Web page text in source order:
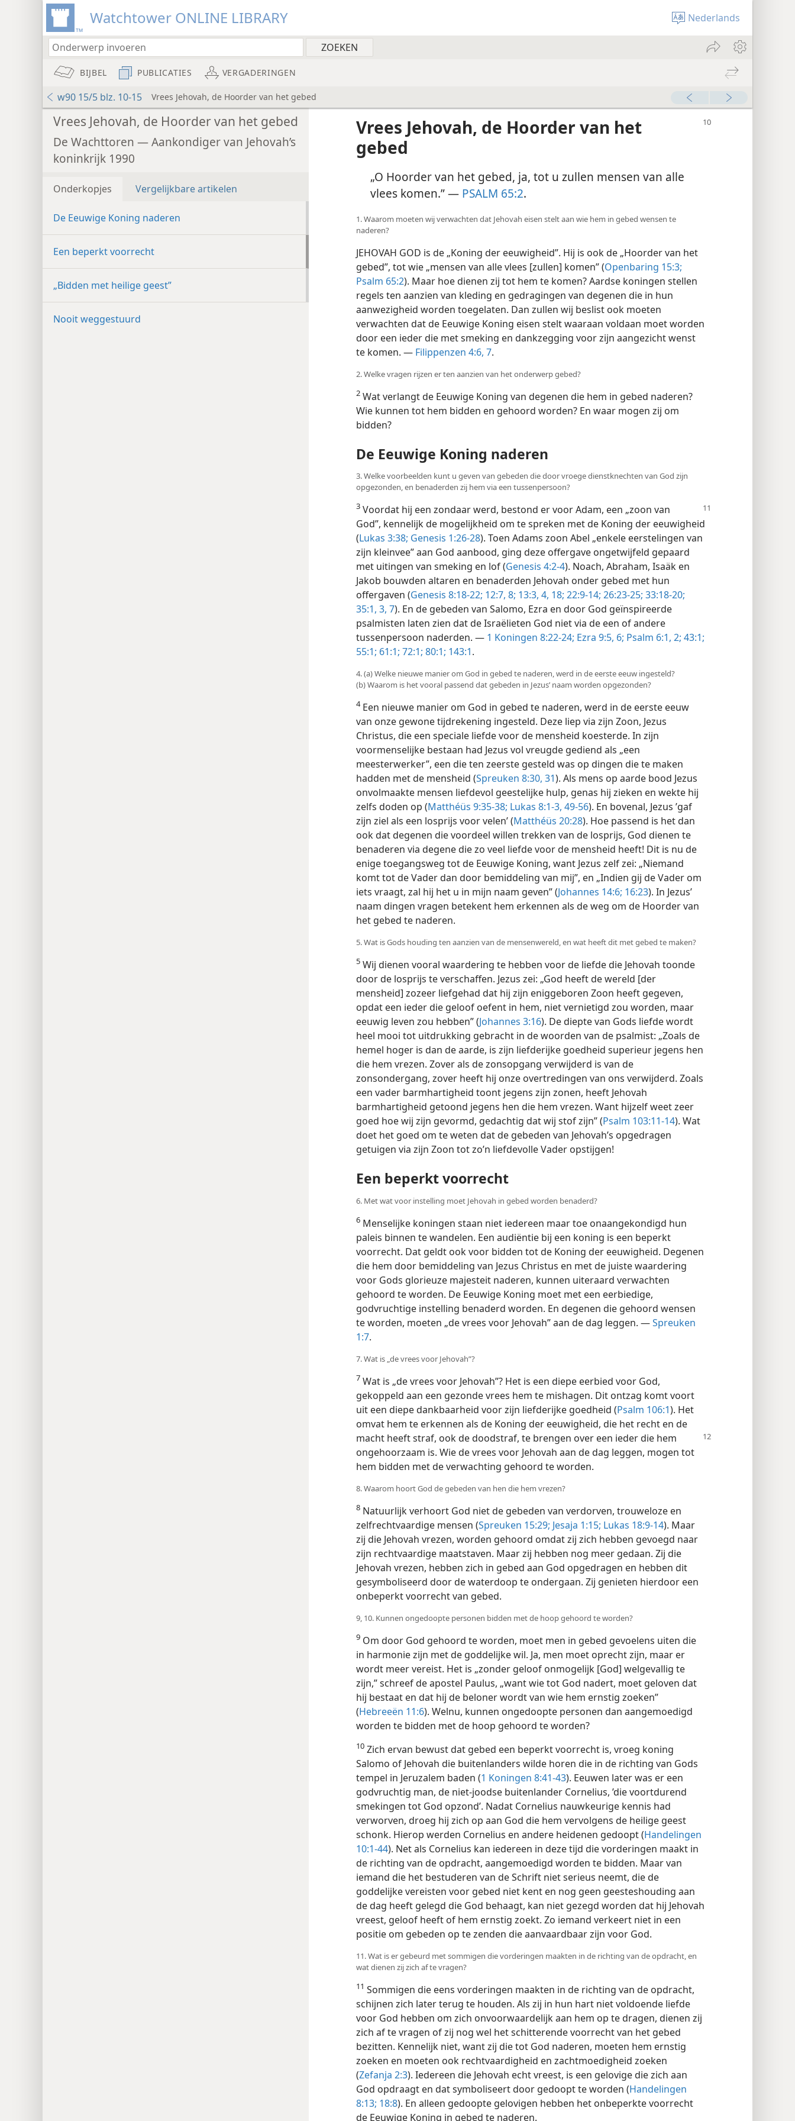
Watchtower ONLINE LIBRARY Nederlands
BIJBEL PUBLICATIES VERGADERINGEN
w90 15/5 blz. 10-15 Vrees Jehovah, de Hoorder van het gebed
Vrees Jehovah, de Hoorder van het gebed
De Wachttoren — Aankondiger van Jehovah’s
koninkrijk 1990
Onderkopjes Vergelijkbare artikelen
De Eeuwige Koning naderen
Een beperkt voorrecht
„Bidden met heilige geest”
Nooit weggestuurd
Vrees Jehovah, de Hoorder van het
gebed
„O Hoorder van het gebed, ja, tot u zullen mensen van alle
vlees komen.” — PSALM 65:2.
1. Waarom moeten wij verwachten dat Jehovah eisen stelt aan wie hem in gebed wensen te
naderen?
JEHOVAH GOD is de „Koning der eeuwigheid”. Hij is ook de „Hoorder van het
gebed”, tot wie „mensen van alle vlees [zullen] komen” (Openbaring 15:3;
Psalm 65:2). Maar hoe dienen zij tot hem te komen? Aardse koningen stellen
regels ten aanzien van kleding en gedragingen van degenen die in hun
aanwezigheid worden toegelaten. Dan zullen wij beslist ook moeten
verwachten dat de Eeuwige Koning eisen stelt waaraan voldaan moet worden
door een ieder die met smeking en dankzegging voor zijn aangezicht wenst
te komen. — Filippenzen 4:6, 7.
2. Welke vragen rijzen er ten aanzien van het onderwerp gebed?
2 Wat verlangt de Eeuwige Koning van degenen die hem in gebed naderen?
Wie kunnen tot hem bidden en gehoord worden? En waar mogen zij om
bidden?
De Eeuwige Koning naderen
3. Welke voorbeelden kunt u geven van gebeden die door vroege dienstknechten van God zijn
opgezonden, en benaderden zij hem via een tussenpersoon?
3 Voordat hij een zondaar werd, bestond ervoor Adam, een „zoon van
God”, kennelijk de mogelijkheid om te spreken met de Koning der eeuwigheid
(Lukas 3:38; Genesis 1:26-28). Toen Adams zoon Abel „enkele eerstelingen van
zijn kleinvee” aan God aanbood, ging deze offergave ongetwijfeld gepaard
met uitingen van smeking en lof (Genesis 4:2-4). Noach, Abraham, Isaäk en
Jakob bouwden altaren en benaderden Jehovah onder gebed met hun
offergaven (Genesis 8:18-22; 12:7, 8; 13:3, 4, 18; 22:9-14; 26:23-25; 33:18-20;
35:1, 3, 7). En de gebeden van Salomo, Ezra en door God geïnspireerde
psalmisten laten zien dat de Israëlieten God niet via de een of andere
tussenpersoon naderden. — 1 Koningen 8:22-24; Ezra 9:5, 6; Psalm 6:1, 2; 43:1;
55:1; 61:1; 72:1; 80:1; 143:1.
4. (a) Welke nieuwe manier om God in gebed te naderen, werd in de eerste eeuw ingesteld?
(b) Waarom is het vooral passend dat gebeden in Jezus’ naam worden opgezonden?
4Een nieuwe manier om God in gebed te naderen, werd in de eerste eeuw
van onze gewone tijdrekening ingesteld. Deze liep via zijn Zoon, Jezus
Christus, die een speciale liefde voor de mensheid koesterde. In zijn
voormenselijke bestaan had Jezus vol vreugde gediend als „een
meesterwerker”, een die ten zeerste gesteld was op dingen die te maken
hadden met de mensheid (Spreuken 8:30, 31). Als mens op aarde bood Jezus
onvolmaakte mensen liefdevol geestelijke hulp, genas hij zieken en wekte hij
zelfs doden op (Matthéüs 9:35-38; Lukas 8:1-3, 49-56). En bovenal, Jezus ’gaf
zijn ziel als een losprijs voor velen’ (Matthéüs 20:28). Hoe passend is het dan
ook dat degenen die voordeel willen trekken van de losprijs, God dienen te
benaderen via degene die zo veel liefde voor de mensheid heeft! Dit is nu de
enige toegangsweg tot de Eeuwige Koning, want Jezus zelf zei: „Niemand
komt tot de Vader dan door bemiddeling van mij”, en „Indien gij de Vader om
iets vraagt, zal hij het u in mijn naam geven” (Johannes 14:6; 16:23). In Jezus’
naam dingen vragen betekent hem erkennen als de weg om de Hoorder van
het gebed te naderen.
5. Wat is Gods houding ten aanzien van de mensenwereld, en wat heeft dit met gebed te maken?
5 Wij dienen vooral waardering te hebben voor de liefde die Jehovah toonde
door de losprijs te verschaffen. Jezus zei: „God heeft de wereld [der
mensheid] zozeer liefgehad dat hij zijn eniggeboren Zoon heeft gegeven,
opdat een ieder die geloof oefent in hem, niet vernietigd zou worden, maar
eeuwig leven zou hebben” (Johannes 3:16). De diepte van Gods liefde wordt
heel mooi tot uitdrukking gebracht in de woorden van de psalmist: „Zoals de
hemel hoger is dan de aarde, is zijn liefderijke goedheid superieur jegens hen
die hem vrezen. Zover als de zonsopgang verwijderd is van de
zonsondergang, zover heeft hij onze overtredingen van ons verwijderd. Zoals
een vader barmhartigheid toont jegens zijn zonen, heeft Jehovah
barmhartigheid getoond jegens hen die hem vrezen. Want hijzelf weet zeer
goed hoe wij zijn gevormd, gedachtig dat wij stof zijn” (Psalm 103:11-14). Wat
doet het goed om te weten dat de gebeden van Jehovah’s opgedragen
getuigen via zijn Zoon tot zo’n liefdevolle Vader opstijgen!
Een beperkt voorrecht
6. Met wat voor instelling moet Jehovah in gebed worden benaderd?
6 Menselijke koningen staan niet iedereen maar toe onaangekondigd hun
paleis binnen te wandelen. Een audiëntie bij een koning is een beperkt
voorrecht. Dat geldt ook voor bidden tot de Koning der eeuwigheid. Degenen
die hem door bemiddeling van Jezus Christus en met de juiste waardering
voor Gods glorieuze majesteit naderen, kunnen uiteraard verwachten
gehoord te worden. De Eeuwige Koning moet met een eerbiedige,
godvruchtige instelling benaderd worden. En degenen die gehoord wensen
te worden, moeten „de vrees voor Jehovah” aan de dag leggen. —Spreuken
1:7.
7. Wat is „de vrees voor Jehovah”?
7 Wat is „de vrees voor Jehovah”? Het is een diepe eerbied voor God,
gekoppeld aan een gezonde vrees hem te mishagen. Dit ontzag komt voort
uit een diepe dankbaarheid voor zijn liefderijke goedheid (Psalm 106:1). Het
omvat hem te erkennen als de Koning der eeuwigheid, die het recht en de
macht heeft straf, ook de doodstraf, te brengen over een ieder die hem
ongehoorzaam is. Wie de vrees voor Jehovah aan de dag leggen, mogen tot
hem bidden met de verwachting gehoord te worden.
8. Waarom hoort God de gebeden van hen die hem vrezen?
8 Natuurlijk verhoort God niet de gebeden van verdorven, trouweloze en
zelfrechtvaardige mensen (Spreuken 15:29; Jesaja 1:15; Lukas 18:9-14). Maar
zij die Jehovah vrezen, worden gehoord omdat zij zich hebben gevoegd naar
zijn rechtvaardige maatstaven. Maar zij hebben nog meer gedaan. Zij die
Jehovah vrezen, hebben zich in gebed aan God opgedragen en hebben dit
gesymboliseerd door de waterdoop te ondergaan. Zij genieten hierdoor een
onbeperkt voorrecht van gebed.
9, 10. Kunnen ongedoopte personen bidden met de hoop gehoord te worden?
9 Om door God gehoord te worden, moet men in gebed gevoelens uiten die
in harmonie zijn met de goddelijke wil. Ja, men moet oprecht zijn, maar er
wordt meer vereist. Het is „zonder geloof onmogelijk [God] welgevallig te
zijn,” schreef de apostel Paulus, „want wie tot God nadert, moet geloven dat
hij bestaat en dat hij de beloner wordt van wie hem ernstig zoeken”
(Hebreeën 11:6). Welnu, kunnen ongedoopte personen dan aangemoedigd
worden te bidden met de hoop gehoord te worden?
10 Zich ervan bewust dat gebed een beperkt voorrecht is, vroeg koning
Salomo of Jehovah die buitenlanders wilde horen die in de richting van Gods
tempel in Jeruzalem baden (1 Koningen 8:41-43). Eeuwen later was er een
godvruchtig man, de niet-joodse buitenlander Cornelius, ’die voortdurend
smekingen tot God opzond’. Nadat Cornelius nauwkeurige kennis had
verworven, droeg hij zich op aan God die hem vervolgens de heilige geest
schonk. Hierop werden Cornelius en andere heidenen gedoopt (Handelingen
10:1-44). Net als Cornelius kan iedereen in deze tijd die vorderingen maakt in
de richting van de opdracht, aangemoedigd worden te bidden. Maar van
iemand die het bestuderen van de Schrift niet serieus neemt, die de
goddelijke vereisten voor gebed niet kent en nog geen geesteshouding aan
de dag heeft gelegd die God behaagt, kan niet gezegd worden dat hij Jehovah
vreest, geloof heeft of hem ernstig zoekt. Zo iemand verkeert niet in een
positie om gebeden op te zenden die aanvaardbaar zijn voor God.
11. Wat is er gebeurd met sommigen die vorderingen maakten in de richting van de opdracht, en
wat dienen zij zich af te vragen?
11 Sommigen die eens vorderingen maakten in de richting van de opdracht,
schijnen zich later terug te houden. Als zij in hun hart niet voldoende liefde
voor God hebben om zich onvoorwaardelijk aan hem op te dragen, dienen zij
zich af te vragen of zij nog wel het schitterende voorrecht van het gebed
bezitten. Kennelijk niet, want zij die tot God naderen, moeten hem ernstig
zoeken en moeten ook rechtvaardigheid en zachtmoedigheid zoeken
(Zefanja 2:3). Iedereen die Jehovah echt vreest, is een gelovige die zich aan
God opdraagt en dat symboliseert door gedoopt te worden (Handelingen
8:13; 18:8). En alleen gedoopte gelovigen hebben het onbeperkte voorrecht
de Eeuwige Koning in gebed te naderen.